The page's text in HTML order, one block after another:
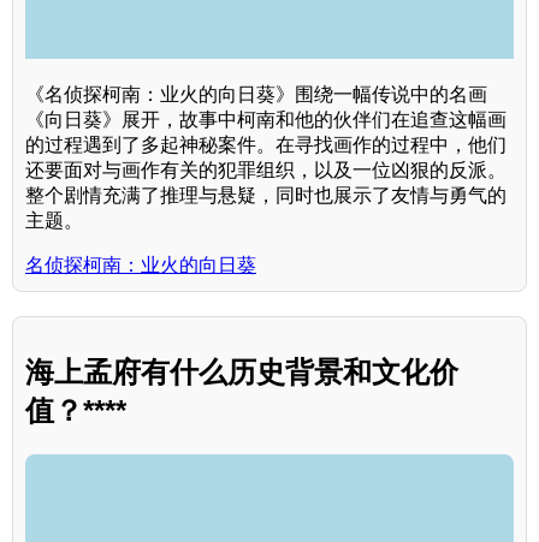
《名侦探柯南：业火的向日葵》围绕一幅传说中的名画
《向日葵》展开，故事中柯南和他的伙伴们在追查这幅画
的过程遇到了多起神秘案件。在寻找画作的过程中，他们
还要面对与画作有关的犯罪组织，以及一位凶狠的反派。
整个剧情充满了推理与悬疑，同时也展示了友情与勇气的
主题。
名侦探柯南：业火的向日葵
海上孟府有什么历史背景和文化价
值？****